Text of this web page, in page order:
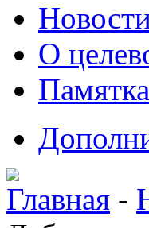
О
Главная -